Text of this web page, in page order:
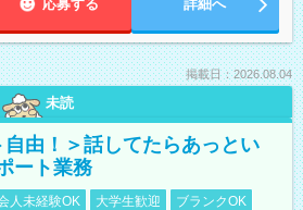
応募する 詳細へ
掲載日：2026.08.04
未読
自由！＞話してたらあっとい
ート業務
人未経験OK 大学生歓迎
ブランクOK